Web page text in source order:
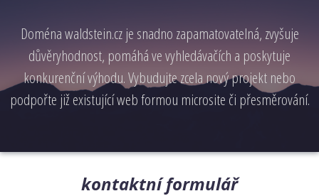
Doména waldstein.cz je snadno zapamatovatelná, zvyšuje
důvěryhodnost, pomáhá ve vyhledávačích a poskytuje
konkurenční výhodu. Vybudujte zcela nový projekt nebo
podpořte již existující web formou microsite či přesměrování.
kontaktní formulář